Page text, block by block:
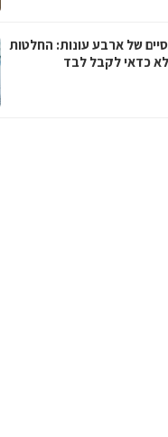
של ארבע עונות: החלטות
לא כדאי לקבל לבד